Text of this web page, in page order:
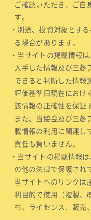
ご確認いただき、ご自
す。
・別途、投資対象とす
る場合があります。
・当サイトの掲載情報
入手した情報及び三菱
できると判断した情報
評価基準日現在におけ
該情報の正確性を保証
また、当協会及び三菱
載情報の利用に関連し
責任も負いません。
・当サイトの掲載情報
の他の法律で保護され
当サイトへのリンクは
利目的で使用（複製、
布、ライセンス、販売